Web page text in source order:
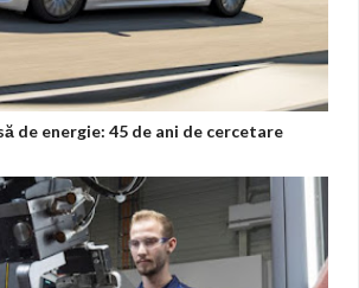
de energie: 45 de ani de cercetare